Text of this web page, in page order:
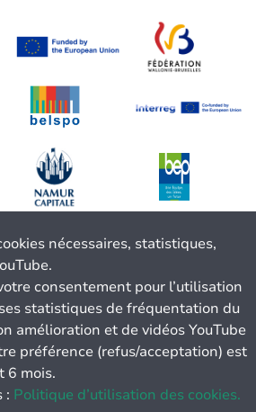
nécessaires, statistiques,
consentement pour l’utilisation
statistiques de fréquentation du
amélioration et de vidéos YouTube
préférence (refus/acceptation) est
6 mois.
: Politique d’utilisation des cookies.